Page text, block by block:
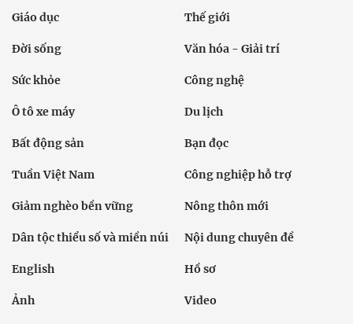
Giáo dục Thế giới
Đời sống Văn hóa - Giải trí
Sức khỏe Công nghệ
Ô tô xe máy Du lịch
Bất động sản Bạn đọc
Tuần Việt Nam Công nghiệp hỗ trợ
Giảm nghèo bền vững Nông thôn mới
Dân tộc thiểu số và miền núi Nội dung chuyên đề
English Hồ sơ
Ảnh Video